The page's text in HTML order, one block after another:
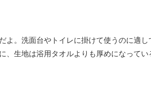
よ。洗面台やトイレに掛けて使うのに適し
、生地は浴用タオルよりも厚めになってい